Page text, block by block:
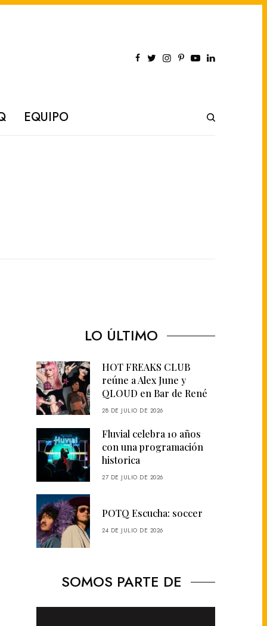
EQUIPO
LO ÚLTIMO
HOT FREAKS CLUB
reúne a Alex June y
QLOUD en Bar de René
28 DE JULIO DE 2026
Fluvial celebra 10 años
con una programación
historica
27 DE JULIO DE 2026
POTQ Escucha: soccer
24 DE JULIO DE 2026
SOMOS PARTE DE